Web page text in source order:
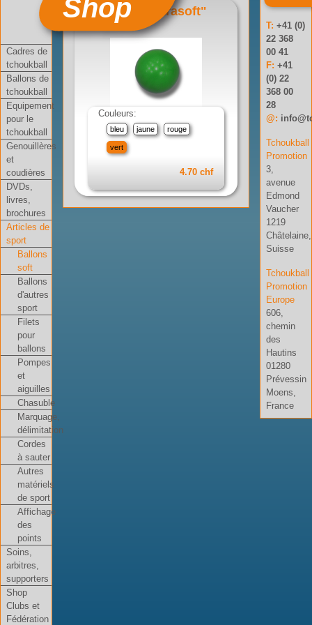
Shop
Cadres de
tchoukball
Ballons de
tchoukball
Equipement
pour le
tchoukball
Genouillères
et
coudières
DVDs,
livres,
brochures
Articles de
sport
Ballons
soft
Ballons
d'autres
sport
Filets
pour
ballons
Pompes
et
aiguilles
Chasuble
Marquage,
délimitation
Cordes
à sauter
Autres
matériels
de sport
Affichage
des
points
Soins,
arbitres,
supporters
Shop
Clubs et
Fédération
Ballon "ultrasoft"
Réf: 06-003-03
Couleurs:
bleu jaune rouge
vert
4.70 chf
T:+41 (0)
22 368
00 41
F:+41
(0) 22
368 00
28
@:
Tchoukball
Promotion
3,
avenue
Edmond
Vaucher
1219
Châtelaine,
Suisse
Tchoukball
Promotion
Europe
606,
chemin
des
Hautins
01280
Prévessin
Moens,
France